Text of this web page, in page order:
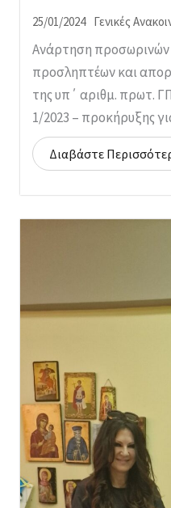
25/01/2024 Γενικές
Ανάρτηση
προσληπτέων και
της υπ΄ αριθμ. πρωτ.
1/2023 – προκήρυξης